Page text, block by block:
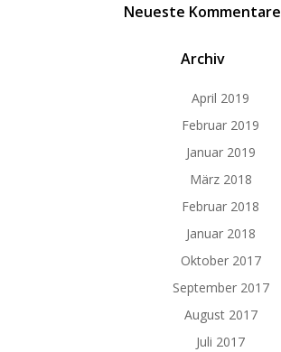
Neueste Kommentare
Archiv
April 2019
Februar 2019
Januar 2019
März 2018
Februar 2018
Januar 2018
Oktober 2017
September 2017
August 2017
Juli 2017